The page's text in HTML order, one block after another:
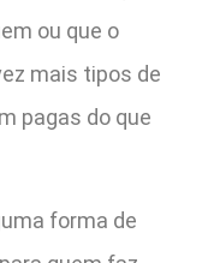
ou que o
mais tipos de
pagas do que
forma de